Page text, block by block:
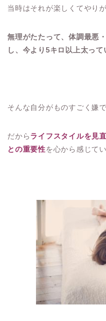
当時はそれが楽しくてやり
無理がたたって、体調最悪
し、今より5キロ以上太って
そんな自分がものすごく嫌
だからライフスタイルを見
との重要性を心から感じて